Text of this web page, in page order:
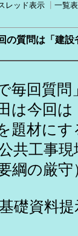
レッド表示 一覧
の質問は「建
毎回質問
は今回は
題材にす
共工事現
綱の厳守
礎資料提